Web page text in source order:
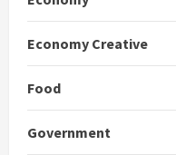
Economy Creative
Food
Government